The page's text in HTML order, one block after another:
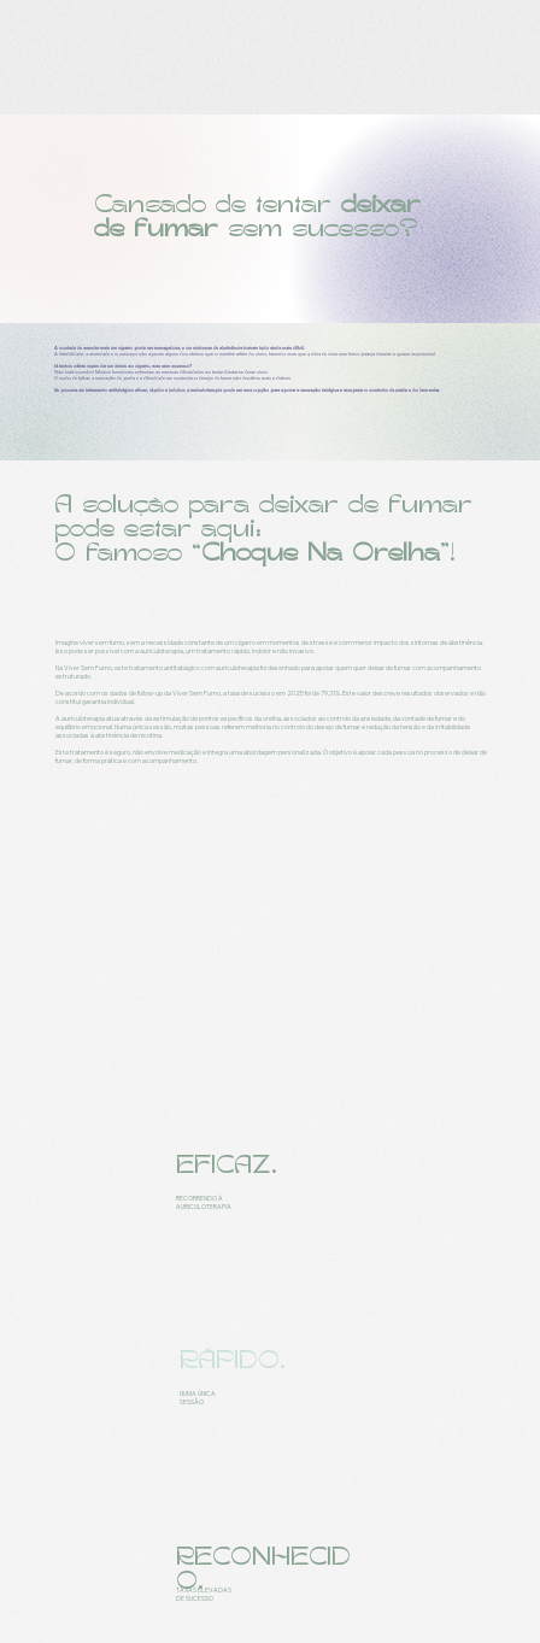
Cansado de tentar deixar
de fumar sem sucesso?
A solução para deixar de fumar
pode estar aqui:
O famoso “Choque Na Orelha”!
Imagine viver sem fumo, sem a necessidade constante de um cigarro em momentos de stresse e com menor impacto dos sintomas de abstinência.
Isso pode ser possível com a auriculoterapia, um tratamento rápido, indolor e não invasivo.
Na Viver Sem Fumo, este tratamento antitabágico com auriculoterapia foi desenhado para apoiar quem quer deixar de fumar com acompanhamento
estruturado.
De acordo com os dados de follow-up da Viver Sem Fumo, a taxa de sucesso em 2025 foi de 79,31%. Este valor descreve resultados observados e não
constitui garantia individual.
A auriculoterapia atua através da estimulação de pontos específicos da orelha, associados ao controlo da ansiedade, da vontade de fumar e do
equilíbrio emocional. Numa única sessão, muitas pessoas referem melhoria no controlo do desejo de fumar e redução da tensão e da irritabilidade
associadas à abstinência de nicotina.
Este tratamento é seguro, não envolve medicação e integra uma abordagem personalizada. O objetivo é apoiar cada pessoa no processo de deixar de
fumar, de forma prática e com acompanhamento.
EFICAZ.
RECORRENDO À
AURICULOTERAPIA
RÁPIDO.
NUMA ÚNICA
SESSÃO
RECONHECID
O.
TAXAS ELEVADAS
DE SUCESSO
A vontade de acender mais um cigarro pode ser esmagadora, e os sintomas de abstinência tornam tudo ainda mais difícil.
A irritabilidade, a ansiedade e o cansaço são apenas alguns dos efeitos que o mantém refém do vício, fazendo com que a ideia de viver sem fumo pareça distante e quase impossível.
Já tentou várias vezes dar um adeus ao cigarro, mas sem sucesso?
Não está sozinho! Muitos fumadores enfrentam as mesmas dificuldades ao tentar libertar-se deste vício.
O medo de falhar, a sensação de perda e a dificuldade em controlar o desejo de fumar são desafios reais e diários.
Se procura um tratamento antitabágico eficaz, rápido e indolor, a auriculoterapia pode ser uma opção para apoiar a cessação tabágica e recuperar o controlo da saúde e do bem-estar.